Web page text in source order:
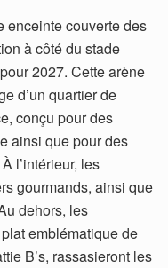
enceinte couverte des
à côté du stade
2027. Cette arène
d’un quartier de
conçu pour des
ainsi que pour des
l’intérieur, les
gourmands, ainsi que
dehors, les
emblématique de
B’s, rassasieront les